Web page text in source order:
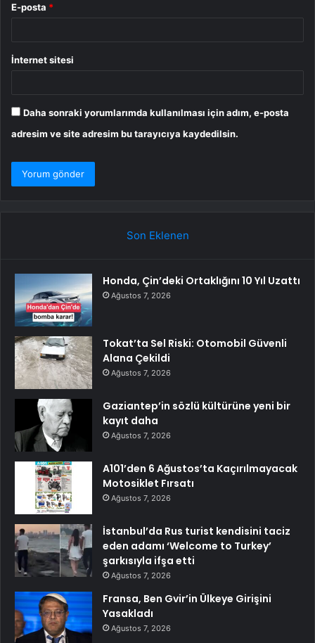
E-posta *
İnternet sitesi
Daha sonraki yorumlarımda kullanılması için adım, e-posta
adresim ve site adresim bu tarayıcıya kaydedilsin.
Son Eklenen
Honda, Çin’deki Ortaklığını 10 Yıl Uzattı
Ağustos 7, 2026
Tokat’ta Sel Riski: Otomobil Güvenli
Alana Çekildi
Ağustos 7, 2026
Gaziantep’in sözlü kültürüne yeni bir
kayıt daha
Ağustos 7, 2026
A101’den 6 Ağustos’ta Kaçırılmayacak
Motosiklet Fırsatı
Ağustos 7, 2026
İstanbul’da Rus turist kendisini taciz
eden adamı ‘Welcome to Turkey’
şarkısıyla ifşa etti
Ağustos 7, 2026
Fransa, Ben Gvir’in Ülkeye Girişini
Yasakladı
Ağustos 7, 2026